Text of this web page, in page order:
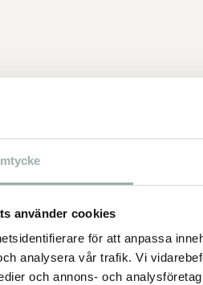
använder cookies
för att anpassa
analysera vår trafik. Vi
och annons- och
vuxna hundar men är speciellt
eller en känslig mage. Receptet
onödiga tillsatser eller kemiska
vilket underlättar valet av
lunga och mage från lamm, 30%
Råprotein 8,0% Råfett 7,5%
Fosfor 0,3% Natrium 0,25%
A (3a672a) 800 IE Vitamin D3
0,3 mg Zink (3b606) 9,0 mg Järn
mg Jod (3b201) 0,5 mg Hundens